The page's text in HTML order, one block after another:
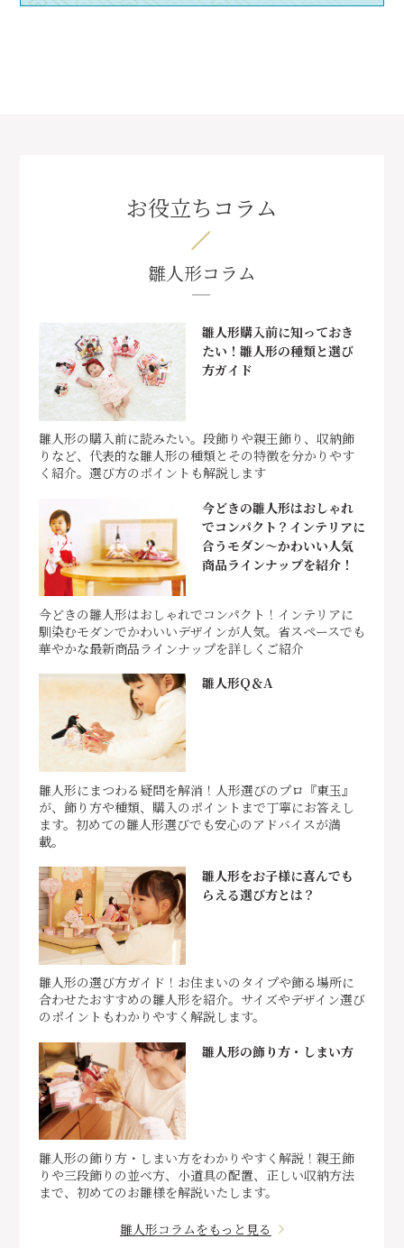
お役立ちコラム
雛人形コラム
雛人形購入前に知っておき
たい！雛人形の種類と選び
方ガイド
雛人形の購入前に読みたい。段飾りや親王飾り、収納飾
りなど、代表的な雛人形の種類とその特徴を分かりやす
く紹介。選び方のポイントも解説します
今どきの雛人形はおしゃれ
でコンパクト？インテリアに
合うモダン～かわいい人気
商品ラインナップを紹介！
今どきの雛人形はおしゃれでコンパクト！インテリアに
馴染むモダンでかわいいデザインが人気。省スペースでも
華やかな最新商品ラインナップを詳しくご紹介
雛人形Q＆A
雛人形にまつわる疑問を解消！人形選びのプロ『東玉』
が、飾り方や種類、購入のポイントまで丁寧にお答えし
ます。初めての雛人形選びでも安心のアドバイスが満
載。
雛人形をお子様に喜んでも
らえる選び方とは？
雛人形の選び方ガイド！お住まいのタイプや飾る場所に
合わせたおすすめの雛人形を紹介。サイズやデザイン選び
のポイントもわかりやすく解説します。
雛人形の飾り方・しまい方
雛人形の飾り方・しまい方をわかりやすく解説！親王飾
りや三段飾りの並べ方、小道具の配置、正しい収納方法
まで、初めてのお雛様を解説いたします。
雛人形コラムをもっと見る